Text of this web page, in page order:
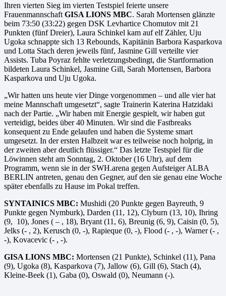
Ihren vierten Sieg im vierten Testspiel feierte unsere
Frauenmannschaft GISA LIONS MBC. Sarah Mortensen glänzte
beim 73:50 (33:22) gegen DSK Levhartice Chomutov mit 21
Punkten (fünf Dreier), Laura Schinkel kam auf elf Zähler, Uju
Ugoka schnappte sich 13 Rebounds, Kapitänin Barbora Kasparkova
und Lotta Stach deren jeweils fünf, Jasmine Gill verteilte vier
Assists. Tuba Poyraz fehlte verletzungsbedingt, die Startformation
bildeten Laura Schinkel, Jasmine Gill, Sarah Mortensen, Barbora
Kasparkova und Uju Ugoka.
„Wir hatten uns heute vier Dinge vorgenommen – und alle vier hat
meine Mannschaft umgesetzt“, sagte Trainerin Katerina Hatzidaki
nach der Partie. „Wir haben mit Energie gespielt, wir haben gut
verteidigt, beides über 40 Minuten. Wir sind die Fastbreaks
konsequent zu Ende gelaufen und haben die Systeme smart
umgesetzt. In der ersten Halbzeit war es teilweise noch holprig, in
der zweiten aber deutlich flüssiger.“ Das letzte Testspiel für die
Löwinnen steht am Sonntag, 2. Oktober (16 Uhr), auf dem
Programm, wenn sie in der SWH.arena gegen Aufsteiger ALBA
BERLIN antreten, genau den Gegner, auf den sie genau eine Woche
später ebenfalls zu Hause im Pokal treffen.
SYNTAINICS MBC: Mushidi (20 Punkte gegen Bayreuth, 9
Punkte gegen Nymburk), Darden (11, 12), Clyburn (13, 10), Ihring
(9, 10), Jones ( – , 18), Bryant (11, 6), Breunig (6, 9), Caisin (0, 5),
Jelks (- , 2), Kerusch (0, -), Rapieque (0, -), Flood (- , -), Warner (- ,
-), Kovacevic (- , -).
GISA LIONS MBC: Mortensen (21 Punkte), Schinkel (11), Pana
(9), Ugoka (8), Kasparkova (7), Jallow (6), Gill (6), Stach (4),
Kleine-Beek (1), Gaba (0), Oswald (0), Neumann (-).